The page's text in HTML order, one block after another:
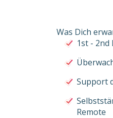
Was Dich
1st -
Support
Remote